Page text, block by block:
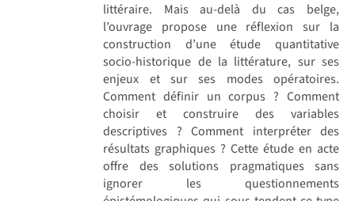
littéraire. Mais au-delà du cas belge,
l’ouvrage propose une réflexion sur la
construction d’une étude quantitative
socio-historique de la littérature, sur ses
enjeux et sur ses modes opératoires.
Comment définir un corpus ? Comment
choisir et construire des variables
descriptives ? Comment interpréter des
résultats graphiques ? Cette étude en acte
offre des solutions pragmatiques sans
ignorer les questionnements